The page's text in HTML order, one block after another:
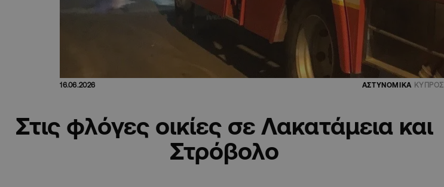
16.06.2026 ΑΣΤΥΝΟΜΙΚΑ ΚΥΠΡΟΣ
Στις φλόγες οικίες σε Λακατάμεια και
Στρόβολο